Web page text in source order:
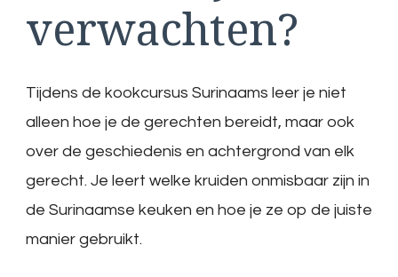
verwachten?
Tijdens de kookcursus Surinaams leer je niet
alleen hoe je de gerechten bereidt, maar ook
over de geschiedenis en achtergrond van elk
gerecht. Je leert welke kruiden onmisbaar zijn in
de Surinaamse keuken en hoe je ze op de juiste
manier gebruikt.